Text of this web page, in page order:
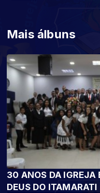
Mais álbuns
30 ANOS DA IGREJA
DEUS DO ITAMARATI